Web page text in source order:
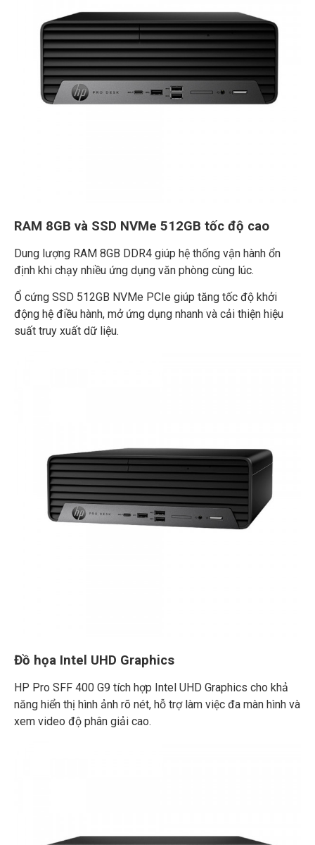
RAM 8GB và SSD NVMe 512GB tốc độ cao
Dung lượng RAM 8GB DDR4 giúp hệ thống vận hành ổn
định khi chạy nhiều ứng dụng văn phòng cùng lúc.
Ổ cứng SSD 512GB NVMe PCIe giúp tăng tốc độ khởi
động hệ điều hành, mở ứng dụng nhanh và cải thiện hiệu
suất truy xuất dữ liệu.
Đồ họa Intel UHD Graphics
HP Pro SFF 400 G9 tích hợp Intel UHD Graphics cho khả
năng hiển thị hình ảnh rõ nét, hỗ trợ làm việc đa màn hình và
xem video độ phân giải cao.